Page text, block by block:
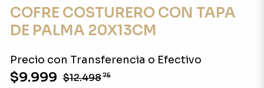
COFRE COSTURERO CON TAPA
DE PALMA 20X13CM
Precio con Transferencia o Efectivo
$9.999 $12.49875